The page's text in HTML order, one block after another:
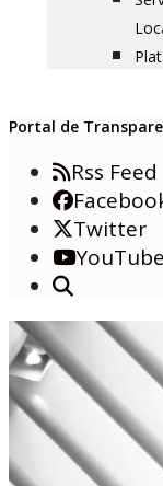
Portal de
Rss Feed
Twitter
YouTube